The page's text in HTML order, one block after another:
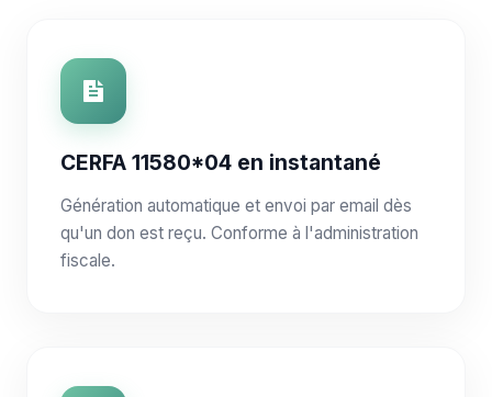
CERFA 11580*04 en instantané
Génération automatique et envoi par email dès
qu'un don est reçu. Conforme à l'administration
fiscale.